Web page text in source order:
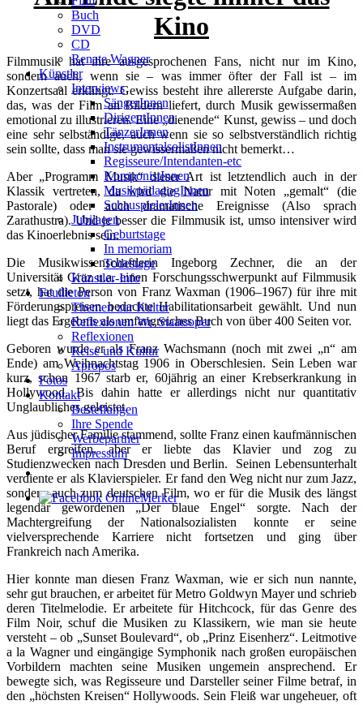
Buch
DVD
CD
Renate Wagner
Künstler
Interviews
SängerInnen
DirigentInnen
TänzerInnen
InstrumentalsolistInnen
Regisseure/Intendanten-etc
KomponistInnen
MusikpädagogInnen
SchauspielerInnen
Jubilaeen
Geburtstage
In memoriam
Todestage
Künstler-Info
Feuilleton
Themen zur Kultur
Reflexionen Wr. Staatsoper
Reflexionen
Reise und Kultur
Apropos
Fotos
Kontakt
Bestellungen
Ihre Spende
Werbepartner
Impressum
Kino
Filmmusik hat ihre ausgesprochenen Fans, nicht nur im Kino,
sondern auch, wenn sie – was immer öfter der Fall ist – im
Konzertsaal erklingt. Gewiss besteht ihre allererste Aufgabe darin,
das, was der Film an Bildern liefert, durch Musik gewissermaßen
emotional zu illustrieren. Eine „dienende“ Kunst, gewiss – und doch
eine sehr selbständige, auch wenn sie so selbstverständlich richtig
sein sollte, dass man sie gewissermaßen nicht bemerkt…
Aber „Programm Musik“ dieser Art ist letztendlich auch in der
Klassik vertreten, da wird die Natur mit Noten „gemalt“ (die
Pastorale) oder auch dramatische Ereignisse (Also sprach
Zarathustra). Und je besser die Filmmusik ist, umso intensiver wird
das Kinoerlebnis sein.
Die Musikwissenschaftlerin Ingeborg Zechner, die an der
Universität Graz u.a. einen Forschungsschwerpunkt auf Filmmusik
setzt, hat die Person von Franz Waxman (1906–1967) für ihre mit
Förderungspreisen bedachte Habilitationsarbeit gewählt. Und nun
liegt das Ergebnis als umfangreiches Buch von über 400 Seiten vor.
Geboren wurde er als Franz Wachsmann (noch mit zwei „n“ am
Ende) am Weihnachtstag 1906 in Oberschlesien. Sein Leben war
kurz, schon 1967 starb er, 60jährig an einer Krebserkrankung in
Hollywood. Bis dahin hatte er allerdings nicht nur quantitativ
Unglaubliches geleistet.
Aus jüdischer Familie stammend, sollte Franz einen kaufmännischen
Beruf ergreifen, aber er liebte das Klavier und zog zu
Studienzwecken nach Dresden und Berlin. Seinen Lebensunterhalt
verdiente er als Klavierspieler. Er fand den Weg nicht nur zum Jazz,
sondern auch zum deutschen Film, wo er für die Musik des längst
legendär gewordenen „Der blaue Engel“ sorgte. Nach der
Machtergreifung der Nationalsozialisten konnte er seine
vielversprechende Karriere nicht fortsetzen und ging über
Frankreich nach Amerika.
Hier konnte man diesen Franz Waxman, wie er sich nun nannte,
sehr gut brauchen, er arbeitet für Metro Goldwyn Mayer und schrieb
deren Titelmelodie. Er arbeitete für Hitchcock, für das Genre des
Film Noir, schuf die Musiken zu Klassikern, wie man sie heute
versteht – ob „Sunset Boulevard“, ob „Prinz Eisenherz“. Leitmotive
a la Wagner und eingängige Symphonik nach großen europäischen
Vorbildern machten seine Musiken ungemein ansprechend. Er
bewegte sich, was Regisseure und Darsteller seiner Filme betraf, in
den „höchsten Kreisen“ Hollywoods. Sein Fleiß war ungeheuer, oft